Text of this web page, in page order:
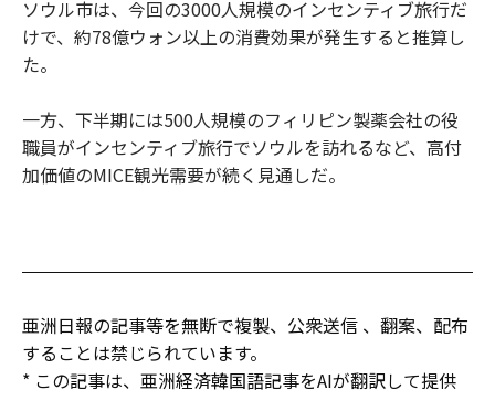
ソウル市は、今回の3000人規模のインセンティブ旅行だ
けで、約78億ウォン以上の消費効果が発生すると推算し
た。
一方、下半期には500人規模のフィリピン製薬会社の役
職員がインセンティブ旅行でソウルを訪れるなど、高付
加価値のMICE観光需要が続く見通しだ。
亜洲日報の記事等を無断で複製、公衆送信 、翻案、配布
することは禁じられています。
* この記事は、亜洲経済韓国語記事をAIが翻訳して提供